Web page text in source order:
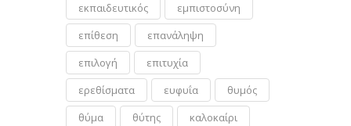
εκπαιδευτικός
εμπιστοσύνη
επίθεση
επανάληψη
επιλογή
επιτυχία
ερεθίσματα
ευφυΐα
θυμός
θύμα
θύτης
καλοκαίρι